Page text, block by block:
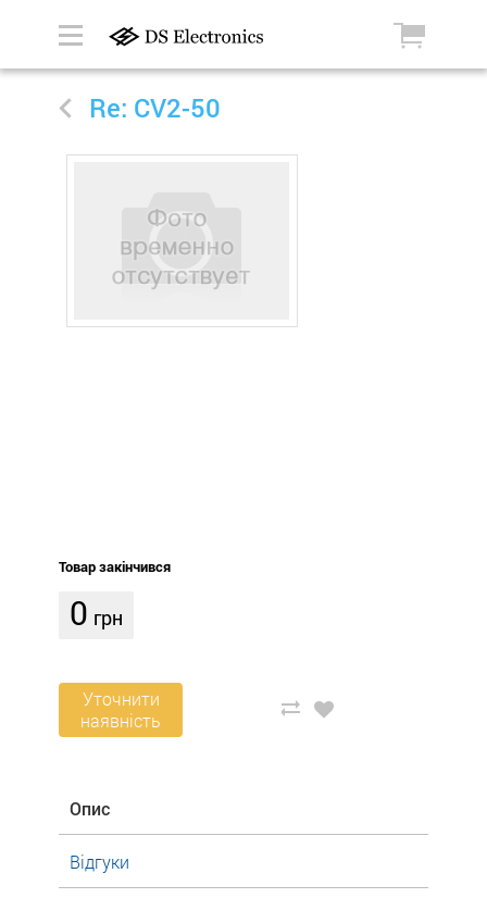
Re: CV2-50
Товар закінчився
0 грн
Уточнити
наявність
Опис
Відгуки